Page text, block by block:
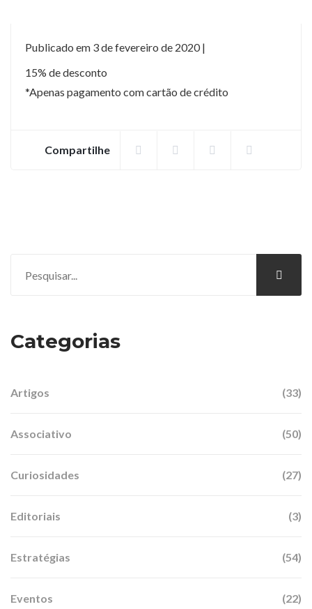
Publicado em 3 de fevereiro de 2020 |
15% de desconto
*Apenas pagamento com cartão de crédito
Compartilhe
Categorias
Artigos (33)
Associativo (50)
Curiosidades (27)
Editoriais (3)
Estratégias (54)
Eventos (22)